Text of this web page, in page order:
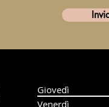
Giovedì
Venerdì